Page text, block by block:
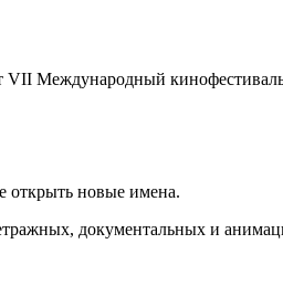
VII Международный
открыть новые имена.
документальных и